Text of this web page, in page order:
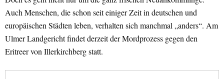
Auch Menschen, die schon seit einiger Zeit in deutschen und
europäischen Städten leben, verhalten sich manchmal „anders“. Am
Ulmer Landgericht findet derzeit der Mordprozess gegen den
Eritreer von Illerkirchberg statt.